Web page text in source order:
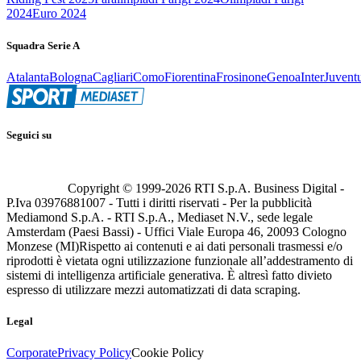
2024Euro 2024
Squadra Serie A
AtalantaBolognaCagliariComoFiorentinaFrosinoneGenoaInter
Seguici su
Copyright © 1999-2026 RTI S.p.A. Business Digital -
P.Iva 03976881007 - Tutti i diritti riservati - Per la pubblicità
Mediamond S.p.A. - RTI S.p.A., Mediaset N.V., sede legale
Amsterdam (Paesi Bassi) - Uffici Viale Europa 46, 20093 Cologno
Monzese (MI)Rispetto ai contenuti e ai dati personali trasmessi e/o
riprodotti è vietata ogni utilizzazione funzionale all’addestramento di
sistemi di intelligenza artificiale generativa. È altresì fatto divieto
espresso di utilizzare mezzi automatizzati di data scraping.
Legal
CorporatePrivacy PolicyCookie Policy